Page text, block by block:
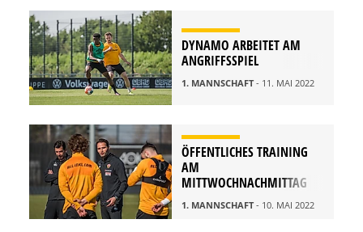
DYNAMO ARBEITET AM
ANGRIFFSSPIEL
1. MANNSCHAFT- 11. MAI 2022
ÖFFENTLICHES TRAINING
AM
MITTWOCHNACHMITTAG
1. MANNSCHAFT- 10. MAI 2022